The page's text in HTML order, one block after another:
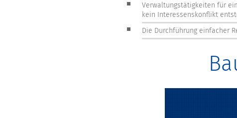
Verwaltungstätigkeiten für
kein Interessenskonflikt
Die Durchführung einfacher